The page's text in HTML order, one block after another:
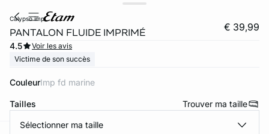
calypso imp
PANTALON FLUIDE IMPRIMÉ € 39,99
4.5
Voir les avis
Victime de son succès
Couleur imp fd marine
Tailles Trouver ma taille
Sélectionner ma taille